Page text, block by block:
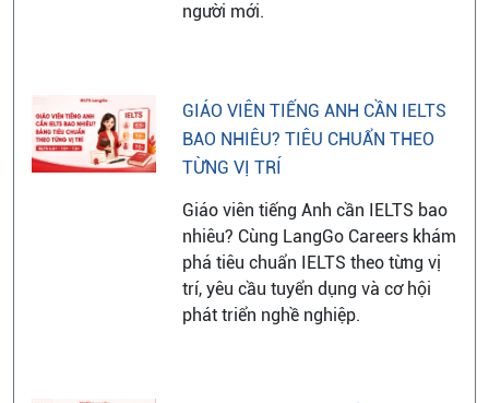
người mới.
GIÁO VIÊN TIẾNG ANH CẦN IELTS
BAO NHIÊU? TIÊU CHUẨN THEO
TỪNG VỊ TRÍ
Giáo viên tiếng Anh cần IELTS bao
nhiêu? Cùng LangGo Careers khám
phá tiêu chuẩn IELTS theo từng vị
trí, yêu cầu tuyển dụng và cơ hội
phát triển nghề nghiệp.